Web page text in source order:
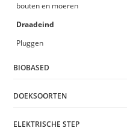
bouten en moeren
Draadeind
Pluggen
BIOBASED
DOEKSOORTEN
ELEKTRISCHE STEP